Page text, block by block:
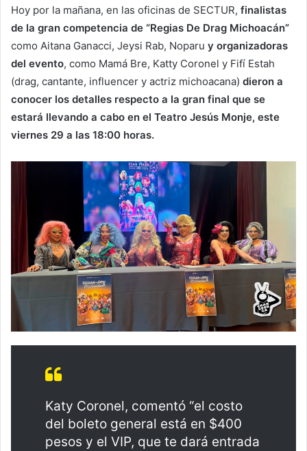
Hoy por la mañana, en las oficinas de SECTUR, finalistas
de la gran competencia de “Regias De Drag Michoacán”
como Aitana Ganacci, Jeysi Rab, Noparu y organizadoras
del evento, como Mamá Bre, Katty Coronel y Fifí Estah
(drag, cantante, influencer y actriz michoacana) dieron a
conocer los detalles respecto a la gran final que se
estará llevando a cabo en el Teatro Jesús Monje, este
viernes 29 a las 18:00 horas.
Katy Coronel, comentó “el costo
del boleto general está en $400
pesos y el VIP, que te dará entrada